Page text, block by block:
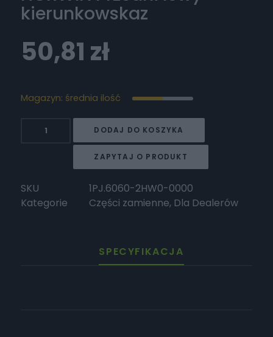
kierunkowskaz
50,81 zł
Magazyn: średnia ilość
kierunkowskaz
DODAJ DO KOSZYKA
ZAPYTAJ O PRODUKT
SKU
1PJ.6060-2HW0-0000
Kategorie
Części zamienne, Dla Dealerów
SPECYFIKACJA